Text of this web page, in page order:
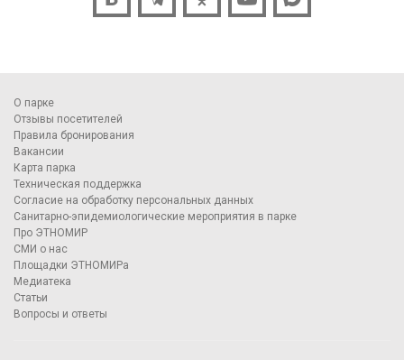
О парке
Отзывы посетителей
Правила бронирования
Вакансии
Карта парка
Техническая поддержка
Согласие на обработку персональных данных
Санитарно-эпидемиологические мероприятия в парке
Про ЭТНОМИР
СМИ о нас
Площадки ЭТНОМИРа
Медиатека
Статьи
Вопросы и ответы